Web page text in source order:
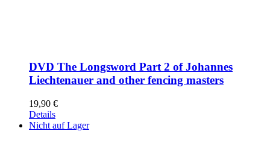
DVD The Longsword Part 2 of Johannes
Liechtenauer and other fencing masters
19,90 €
Details
Nicht auf Lager